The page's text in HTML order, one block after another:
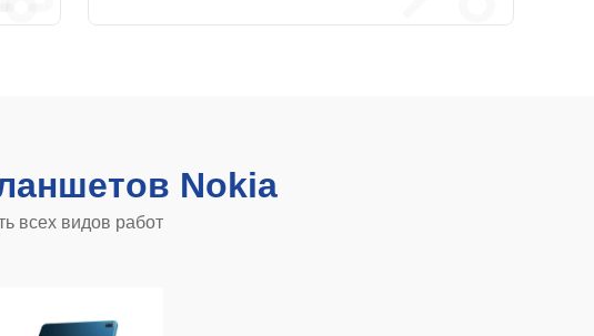
Nokia
всех видов работ